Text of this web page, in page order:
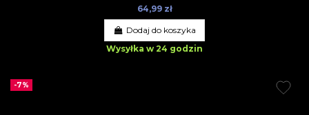
64,99 zł
Dodaj do koszyka
Wysyłka w 24 godzin
-7%